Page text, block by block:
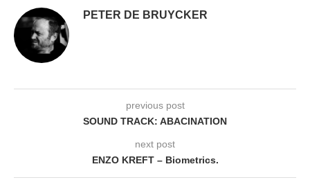
PETER DE BRUYCKER
previous post
SOUND TRACK: ABACINATION
next post
ENZO KREFT – Biometrics.